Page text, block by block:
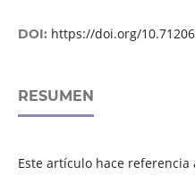
DOI: https://doi.org/
RESUMEN
Este artículo hace